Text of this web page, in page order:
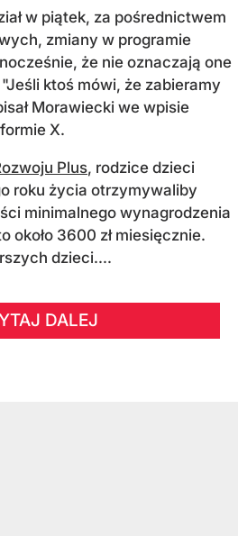
w piątek, za pośrednictwem
zmiany w programie
że nie oznaczają one
ktoś mówi, że zabieramy
Morawiecki we wpisie
X.
Plus, rodzice dzieci
roku życia otrzymywaliby
minimalnego wynagrodzenia
około 3600 zł miesięcznie.
dzieci....
DALEJ